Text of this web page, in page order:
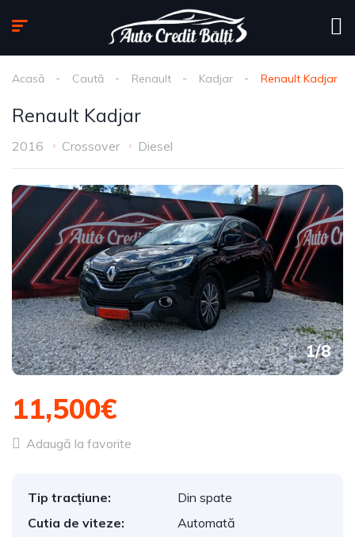
Acasă Caută Renault Kadjar Renault Kadjar
Renault Kadjar
2016 Crossover Diesel
1/8
11,500€
Adaugă la favorite
Tip tracțiune:
Din spate
Cutia de viteze:
Automată